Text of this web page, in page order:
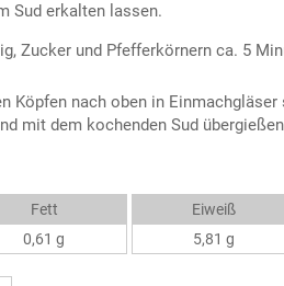
Sud erkalten lassen.
Zucker und Pfefferkörnern ca. 5
Köpfen nach oben in
mit dem kochenden Sud
Fett
0,61 g
Eiweiß
5,81 g